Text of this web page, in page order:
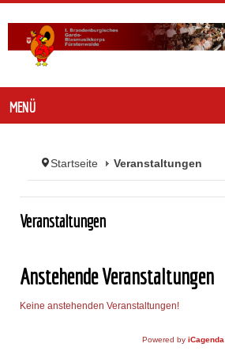
MENÜ
Startseite Veranstaltungen
Veranstaltungen
Anstehende Veranstaltungen
Keine anstehenden Veranstaltungen!
Powered by iCagenda